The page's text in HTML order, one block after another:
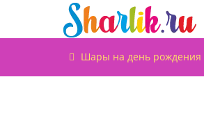
Шары на день рождения